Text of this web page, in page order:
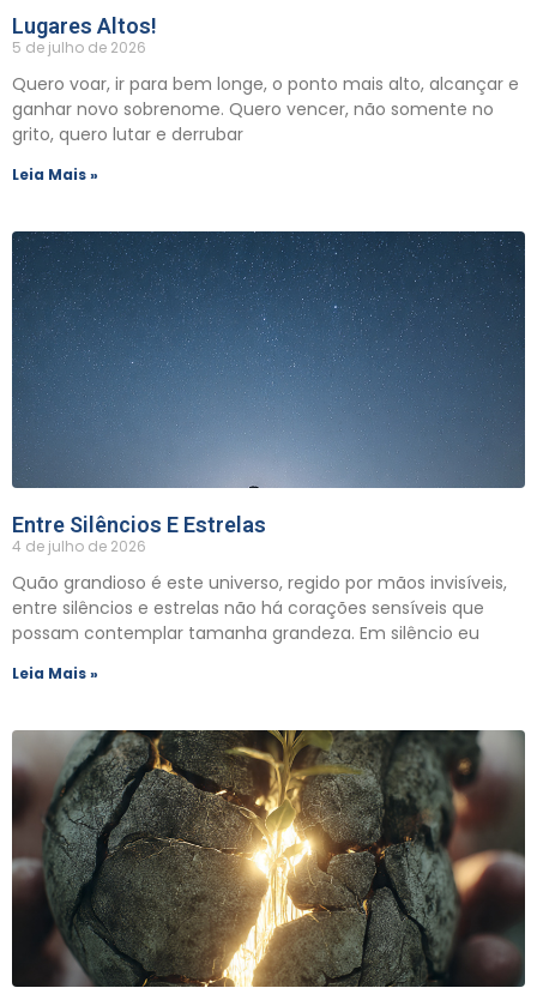
Lugares Altos!
5 de julho de 2026
Quero voar, ir para bem longe, o ponto mais alto, alcançar e
ganhar novo sobrenome. Quero vencer, não somente no
grito, quero lutar e derrubar
Leia Mais »
Entre Silêncios E Estrelas
4 de julho de 2026
Quão grandioso é este universo, regido por mãos invisíveis,
entre silêncios e estrelas não há corações sensíveis que
possam contemplar tamanha grandeza. Em silêncio eu
Leia Mais »